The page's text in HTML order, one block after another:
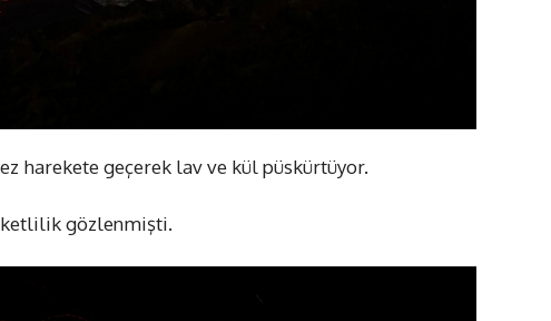
harekete geçerek lav ve kül püskürtüyor.
gözlenmişti.